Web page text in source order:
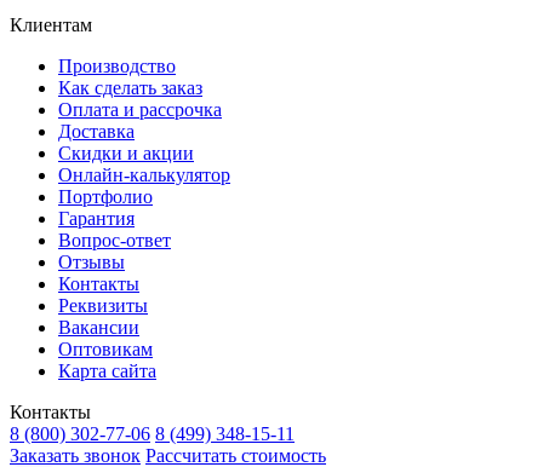
Клиентам
Производство
Как сделать заказ
Оплата и рассрочка
Доставка
Скидки и акции
Онлайн-калькулятор
Портфолио
Гарантия
Вопрос-ответ
Отзывы
Контакты
Реквизиты
Вакансии
Оптовикам
Карта сайта
Контакты
8 (800) 302-77-06 8 (499) 348-15-11
Заказать звонок Рассчитать стоимость